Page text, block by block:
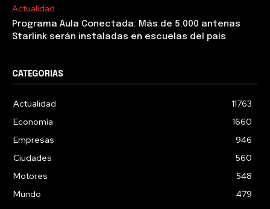
Actualidad
Programa Aula Conectada: Más de 5.000 antenas
Starlink serán instaladas en escuelas del país
CATEGORIAS
Actualidad
11763
Economía
1660
Empresas
946
Ciudades
560
Motores
548
Mundo
479